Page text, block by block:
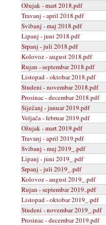
Ožujak - mart 2018.pdf
Travanj - april 2018.pdf
Svibanj - maj 2018.pdf
Lipanj - juni 2018.pdf
Srpanj - juli 2018.pdf
Kolovoz - august 2018.pdf
Rujan - septembar 2018.pdf
Listopad - oktobar 2018.pdf
Studeni - novembar 2018.pdf
Prosinac - decembar 2018.pdf
Siječanj - januar 2019.pdf
Veljača - februar 2019.pdf
Ožujak - mart 2019.pdf
Travanj - april 2019.pdf
Svibanj - maj 2019_.pdf
Lipanj - juni 2019_.pdf
Srpanj - juli 2019_.pdf
Kolovoz - august 2019_.pdf
Rujan - septembar 2019..pdf
Listopad - oktobar 2019_.pdf
Studeni - novembar 2019_.pdf
Prosinac - decembar 2019.pdf